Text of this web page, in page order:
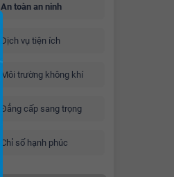
An toàn an ninh
Dịch vụ tiện ích
Môi trường không khí
Đẳng cấp sang trọng
Chỉ số hạnh phúc